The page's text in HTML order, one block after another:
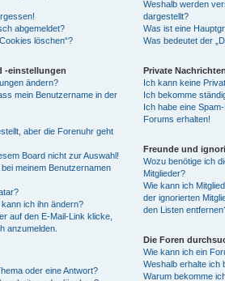
abgemeldet?
löschen“?
-einstellungen
ändern?
mein Benutzername in der
aber die Forenuhr geht
Board nicht zur Auswahl!
meinem Benutzernamen
ich ihn ändern?
auf den E-Mail-Link klicke,
anzumelden.
oder eine Antwort?
Weshalb werden
dargestellt?
Was ist eine
Was bedeutet der
Private
Ich kann keine
Ich bekomme
Ich habe eine
Forums erhalten!
Freunde und
Wozu benötige ich
Mitglieder?
Wie kann ich
der ignorierten
den Listen
Die Foren
Wie kann ich ein
Weshalb erhalte ich
Warum bekomme